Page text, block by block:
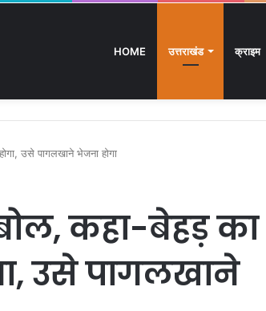
HOME उत्तराखंड क्राइम
उसे पागलखाने भेजना होगा
कहा-बेहड़ का
उसे पागलखाने